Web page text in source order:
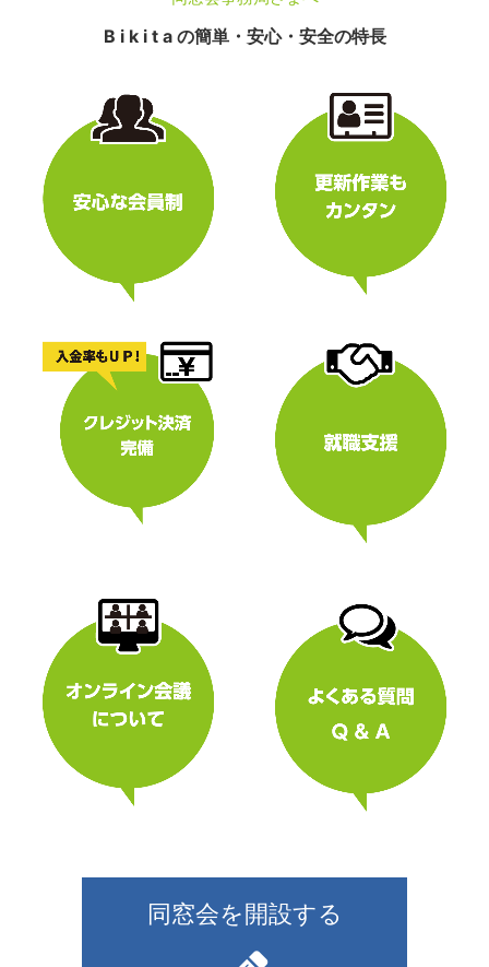
B i k i t a の簡単・安心・安全の特長
同窓会を開設する